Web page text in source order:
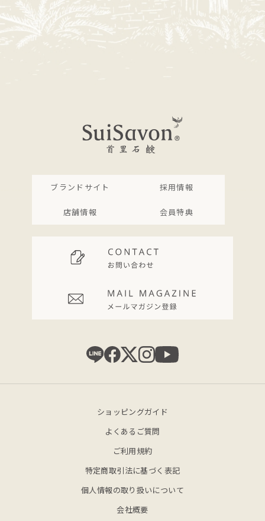
ブランドサイト 採用情報
店舗情報 会員特典
ショッピングガイド
よくあるご質問
ご利用規約
特定商取引法に基づく表記
個人情報の取り扱いについて
会社概要